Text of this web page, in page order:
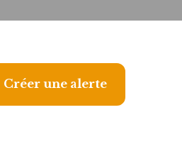
Créer une alerte